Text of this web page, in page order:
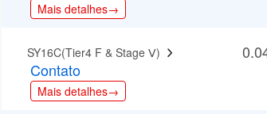
Mais detalhes→
SY16C(Tier4 F & Stage Ⅴ)
Contato
Mais detalhes→